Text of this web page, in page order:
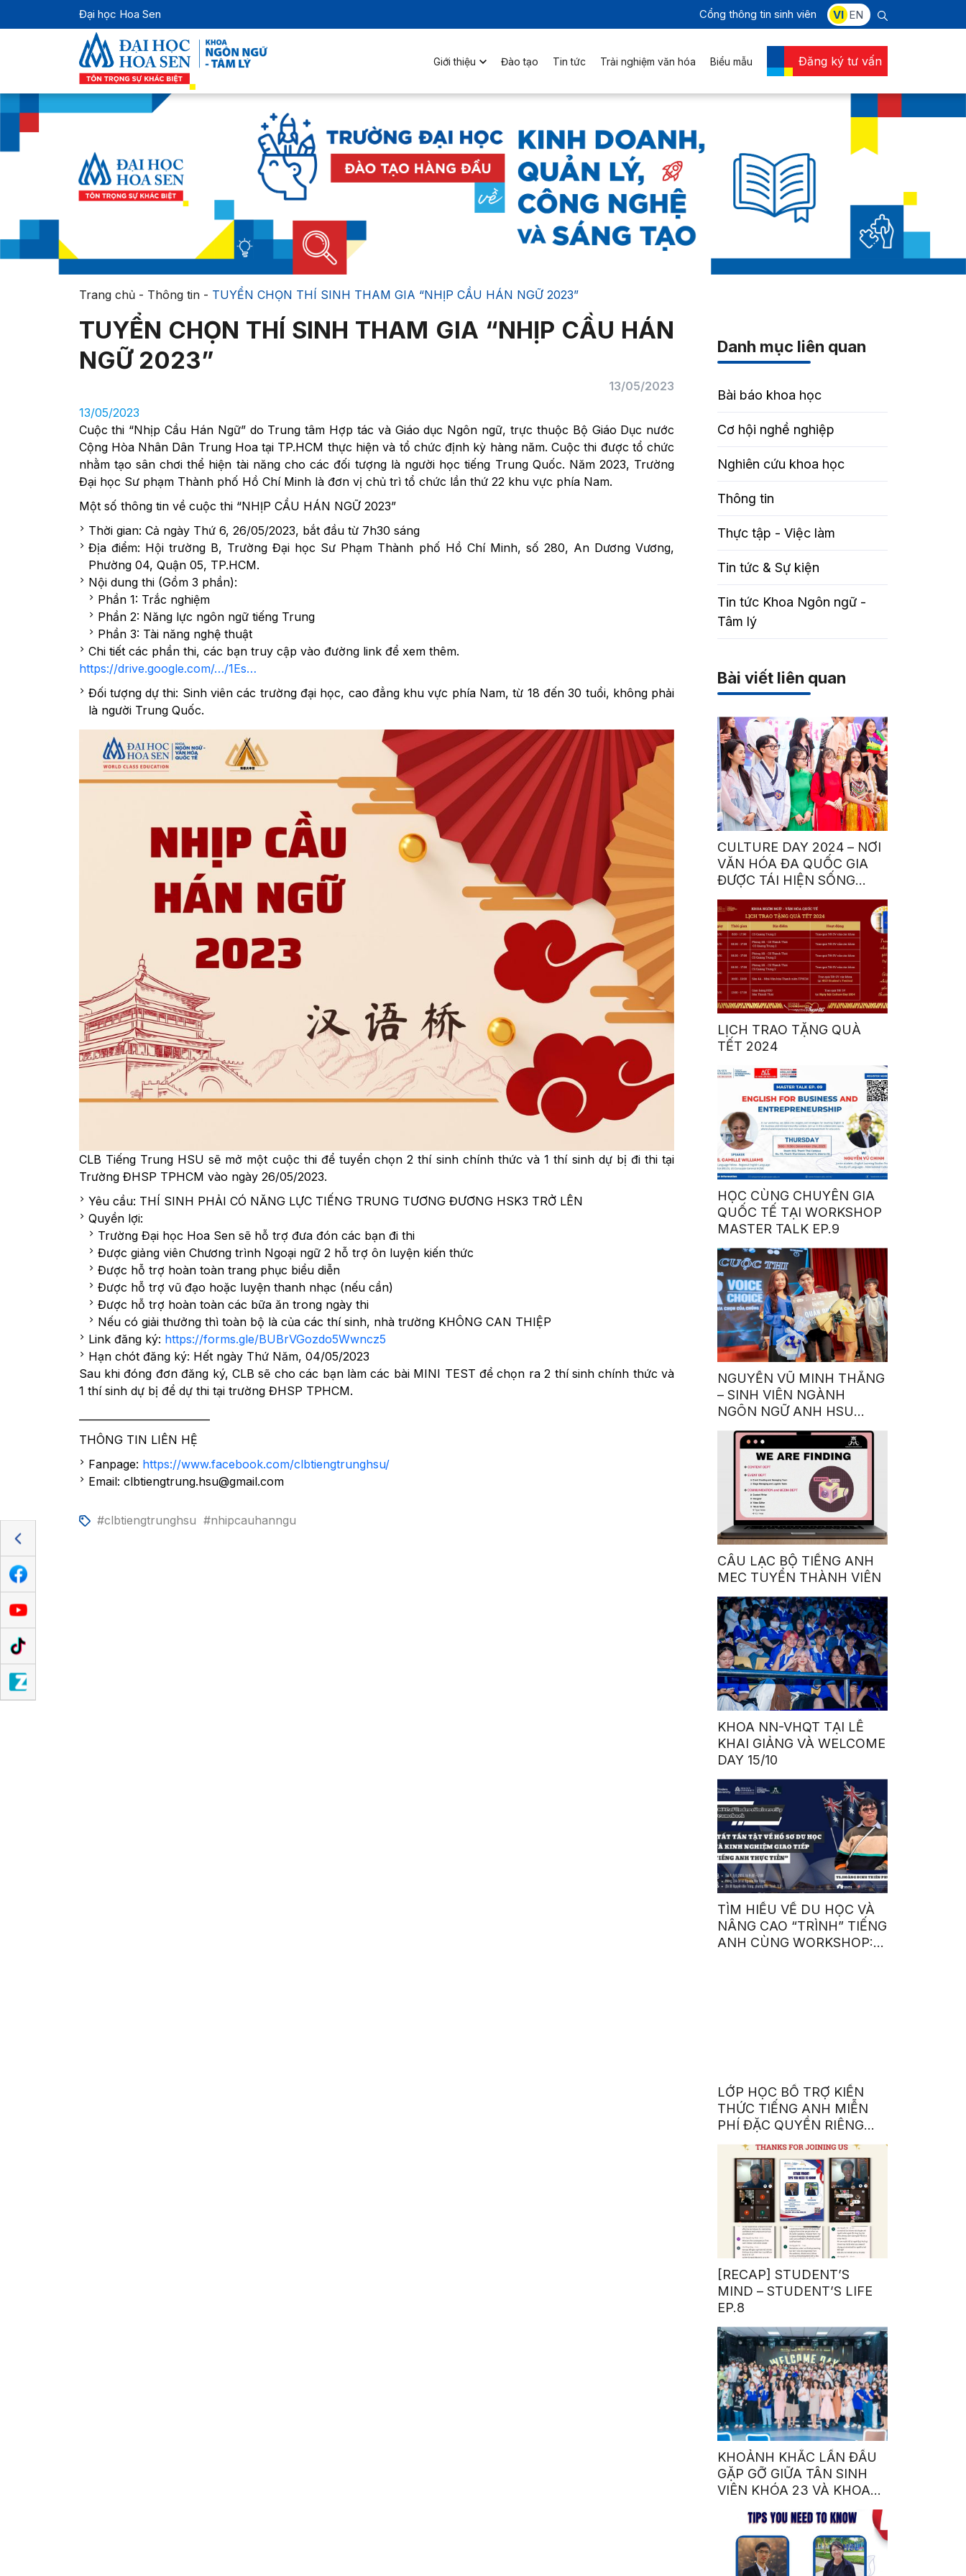
Đại học Hoa Sen Cổng thông tin sinh viên VI EN
Giới thiệu Đào tạo Tin tức Trải nghiệm văn hóa Biểu mẫu Đăng ký tư vấn
Trang chủ- Thông tin- TUYỂN CHỌN THÍ SINH THAM GIA “NHỊP CẦU HÁN NGỮ 2023”
TUYỂN CHỌN THÍ SINH THAM GIA “NHỊP CẦU HÁN
NGỮ 2023”
13/05/2023
13/05/2023
Cuộc thi “Nhịp Cầu Hán Ngữ” do Trung tâm Hợp tác và Giáo dục Ngôn ngữ, trực thuộc Bộ Giáo Dục nước
Cộng Hòa Nhân Dân Trung Hoa tại TP.HCM thực hiện và tổ chức định kỳ hàng năm. Cuộc thi được tổ chức
nhằm tạo sân chơi thể hiện tài năng cho các đối tượng là người học tiếng Trung Quốc. Năm 2023, Trường
Đại học Sư phạm Thành phố Hồ Chí Minh là đơn vị chủ trì tổ chức lần thứ 22 khu vực phía Nam.
Một số thông tin về cuộc thi “NHỊP CẦU HÁN NGỮ 2023”
Thời gian: Cả ngày Thứ 6, 26/05/2023, bắt đầu từ 7h30 sáng
Địa điểm: Hội trường B, Trường Đại học Sư Phạm Thành phố Hồ Chí Minh, số 280, An Dương Vương,
Phường 04, Quận 05, TP.HCM.
Nội dung thi (Gồm 3 phần):
Phần 1: Trắc nghiệm
Phần 2: Năng lực ngôn ngữ tiếng Trung
Phần 3: Tài năng nghệ thuật
Chi tiết các phần thi, các bạn truy cập vào đường link để xem thêm.
https://drive.google.com/…/1Es…
Đối tượng dự thi: Sinh viên các trường đại học, cao đẳng khu vực phía Nam, từ 18 đến 30 tuổi, không phải
là người Trung Quốc.
CLB Tiếng Trung HSU sẽ mở một cuộc thi để tuyển chọn 2 thí sinh chính thức và 1 thí sinh dự bị đi thi tại
Trường ĐHSP TPHCM vào ngày 26/05/2023.
Yêu cầu: THÍ SINH PHẢI CÓ NĂNG LỰC TIẾNG TRUNG TƯƠNG ĐƯƠNG HSK3 TRỞ LÊN
Quyền lợi:
Trường Đại học Hoa Sen sẽ hỗ trợ đưa đón các bạn đi thi
Được giảng viên Chương trình Ngoại ngữ 2 hỗ trợ ôn luyện kiến thức
Được hỗ trợ hoàn toàn trang phục biểu diễn
Được hỗ trợ vũ đạo hoặc luyện thanh nhạc (nếu cần)
Được hỗ trợ hoàn toàn các bữa ăn trong ngày thi
Nếu có giải thưởng thì toàn bộ là của các thí sinh, nhà trường KHÔNG CAN THIỆP
Link đăng ký: https://forms.gle/BUBrVGozdo5Wwncz5
Hạn chót đăng ký: Hết ngày Thứ Năm, 04/05/2023
Sau khi đóng đơn đăng ký, CLB sẽ cho các bạn làm các bài MINI TEST để chọn ra 2 thí sinh chính thức và
1 thí sinh dự bị để dự thi tại trường ĐHSP TPHCM.
THÔNG TIN LIÊN HỆ
Fanpage: https://www.facebook.com/clbtiengtrunghsu/
Email: clbtiengtrung.hsu@gmail.com
#clbtiengtrunghsu #nhipcauhanngu
Danh mục liên quan
Bài báo khoa học
Cơ hội nghề nghiệp
Nghiên cứu khoa học
Thông tin
Thực tập - Việc làm
Tin tức & Sự kiện
Tin tức Khoa Ngôn ngữ -
Tâm lý
Bài viết liên quan
CULTURE DAY 2024 – NƠI
VĂN HÓA ĐA QUỐC GIA
ĐƯỢC TÁI HIỆN SỐNG
ĐỘNG BỞI SINH VIÊN HSU
LỊCH TRAO TẶNG QUÀ
TẾT 2024
HỌC CÙNG CHUYÊN GIA
QUỐC TẾ TẠI WORKSHOP
MASTER TALK EP.9
NGUYỄN VŨ MINH THẮNG
– SINH VIÊN NGÀNH
NGÔN NGỮ ANH HSU
GIÀNH QUÁN QUÂN
CUỘC THI GIỌNG NÓI
TRUYỀN CẢM HỨNG:
“OUR VOICE – OUR
CHOICE 2023”
CÂU LẠC BỘ TIẾNG ANH
MEC TUYỂN THÀNH VIÊN
KHOA NN-VHQT TẠI LỄ
KHAI GIẢNG VÀ WELCOME
DAY 15/10
TÌM HIỂU VỀ DU HỌC VÀ
NÂNG CAO “TRÌNH” TIẾNG
ANH CÙNG WORKSHOP: A
LỚP HỌC BỔ TRỢ KIẾN
THỨC TIẾNG ANH MIỄN
PHÍ ĐẶC QUYỀN RIÊNG
CHO SINH VIÊN NHÀ SEN
[RECAP] STUDENT’S
MIND – STUDENT’S LIFE
EP.8
KHOẢNH KHẮC LẦN ĐẦU
GẶP GỠ GIỮA TÂN SINH
VIÊN KHÓA 23 VÀ KHOA
QUỐC TẾ NHÀ SEN